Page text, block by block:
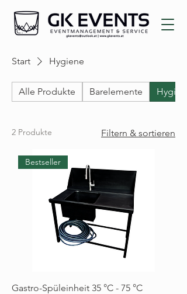
Start Hygiene
Alle Produkte Barelemente Hygiene
2 Produkte Filtern & sortieren
Bestseller
Gastro-Spüleinheit 35 °C - 75 °C